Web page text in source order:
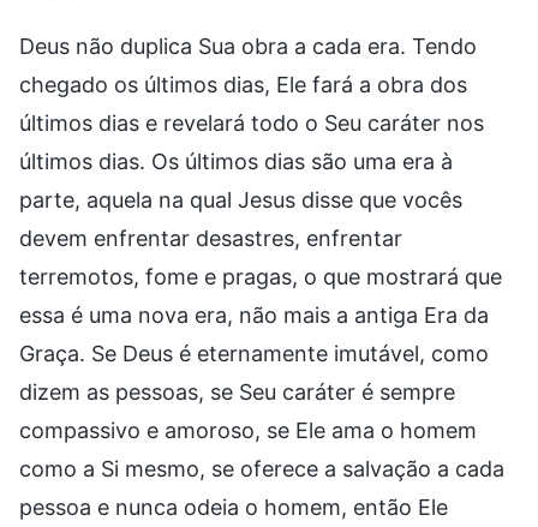
Deus não duplica Sua obra a cada era. Tendo
chegado os últimos dias, Ele fará a obra dos
últimos dias e revelará todo o Seu caráter nos
últimos dias. Os últimos dias são uma era à
parte, aquela na qual Jesus disse que vocês
devem enfrentar desastres, enfrentar
terremotos, fome e pragas, o que mostrará que
essa é uma nova era, não mais a antiga Era da
Graça. Se Deus é eternamente imutável, como
dizem as pessoas, se Seu caráter é sempre
compassivo e amoroso, se Ele ama o homem
como a Si mesmo, se oferece a salvação a cada
pessoa e nunca odeia o homem, então Ele